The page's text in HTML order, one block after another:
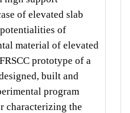
of elevated slab
potentialities of
material of elevated
prototype of a
built and
program
characterizing the